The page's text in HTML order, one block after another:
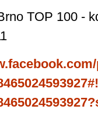
TOP 100 -